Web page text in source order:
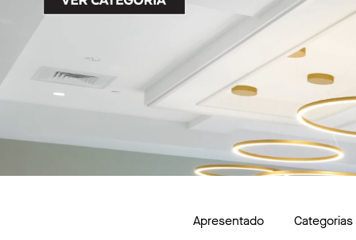
Apresentado Categorias